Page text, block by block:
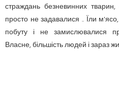
страждань безневинних
просто не задавалися .. Їли
побуту і не замислювалися
Власне, більшість людей і зараз